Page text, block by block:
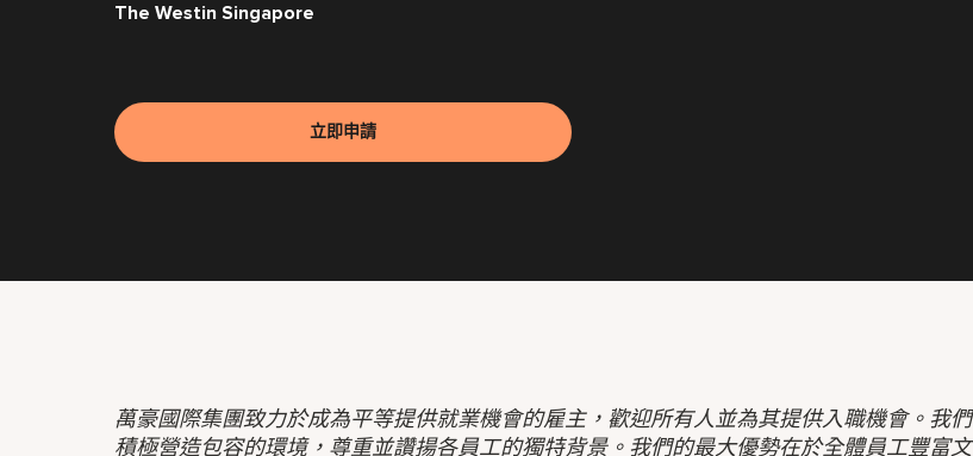
The Westin Singapore
立即申請
萬豪國際集團致力於成為平等提供就業機會的雇主，歡迎所有人並為其提供入職機會。我們
積極營造包容的環境，尊重並讚揚各員工的獨特背景。我們的最大優勢在於全體員工豐富文